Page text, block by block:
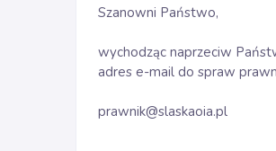
Szanowni Państwo,
wychodząc naprzeciw
adres e-mail do spraw
prawnik@slaskaoia.pl